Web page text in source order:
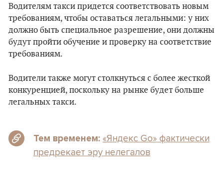
Водителям такси придется соответствовать новым
требованиям, чтобы оставаться легальными: у них
должно быть специальное разрешение, они должны
будут пройти обучение и проверку на соответствие
требованиям.
Водители также могут столкнуться с более жесткой
конкуренцией, поскольку на рынке будет больше
легальных такси.
Тем временем: «Яндекс Go» фактически
предрекает эру нелегалов